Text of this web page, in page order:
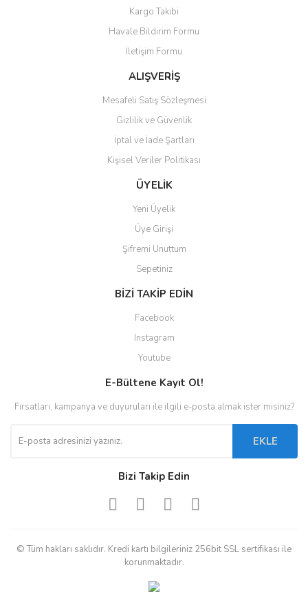
Ürün resmi kalitesiz, bozuk veya görüntülenemiyor.
Ürün açıklamasında eksik bilgiler bulunuyor.
Ürün bilgilerinde hatalar bulunuyor.
Ürün fiyatı diğer sitelerden daha pahalı.
Gönder
Kargo Takibi
Havale Bildirim Formu
İletişim Formu
ALIŞVERİŞ
Mesafeli Satış Sözleşmesi
Gizlilik ve Güvenlik
İptal ve İade Şartları
Kişisel Veriler Politikası
ÜYELİK
Yeni Üyelik
Üye Girişi
Şifremi Unuttum
Sepetiniz
BİZİ TAKİP EDİN
Facebook
Instagram
Youtube
E-Bültene Kayıt Ol!
Fırsatları, kampanya ve duyuruları ile ilgili e-posta almak ister misiniz?
EKLE
Bizi Takip Edin
© Tüm hakları saklıdır. Kredi kartı bilgileriniz 256bit SSL sertifikası ile
korunmaktadır.